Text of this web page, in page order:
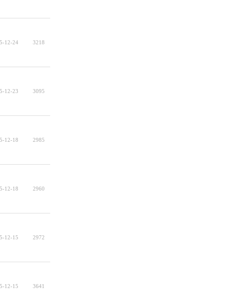
12-24 3218
12-23 3095
12-18 2985
12-18 2960
12-15 2972
12-15 3641